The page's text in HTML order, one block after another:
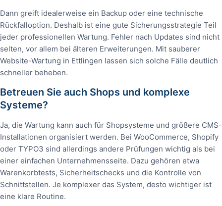
Dann greift idealerweise ein Backup oder eine technische
Rückfalloption. Deshalb ist eine gute Sicherungsstrategie Teil
jeder professionellen Wartung. Fehler nach Updates sind nicht
selten, vor allem bei älteren Erweiterungen. Mit sauberer
Website-Wartung in Ettlingen lassen sich solche Fälle deutlich
schneller beheben.
Betreuen Sie auch Shops und komplexe
Systeme?
Ja, die Wartung kann auch für Shopsysteme und größere CMS-
Installationen organisiert werden. Bei WooCommerce, Shopify
oder TYPO3 sind allerdings andere Prüfungen wichtig als bei
einer einfachen Unternehmensseite. Dazu gehören etwa
Warenkorbtests, Sicherheitschecks und die Kontrolle von
Schnittstellen. Je komplexer das System, desto wichtiger ist
eine klare Routine.